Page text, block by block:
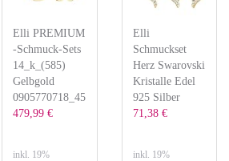
Elli PREMIUM
-Schmuck-Sets
14_k_(585)
Gelbgold
0905770718_45
479,99 €
inkl. 19%
Elli
Schmuckset
Herz Swarovski
Kristalle Edel
925 Silber
71,38 €
inkl. 19%